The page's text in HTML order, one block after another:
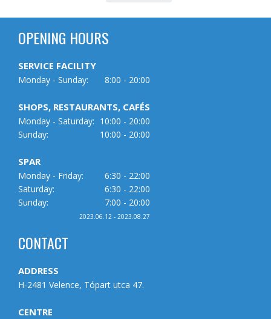
OPENING HOURS
SERVICE FACILITY
Monday - Sunday: 8:00 - 20:00
SHOPS, RESTAURANTS, CAFÉS
Monday - Saturday: 10:00 - 20:00
Sunday:
10:00 - 20:00
SPAR
Monday - Friday:
6:30 - 22:00
Saturday:
6:30 - 22:00
Sunday:
7:00 - 20:00
2023.06.12 - 2023.08.27
CONTACT
ADDRESS
H-2481 Velence, Tópart utca 47.
CENTRE